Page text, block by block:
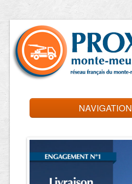
NAVIGATION